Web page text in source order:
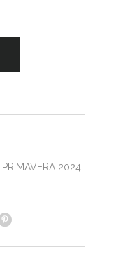
PRIMAVERA 2024